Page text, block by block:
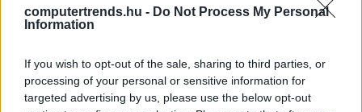
computertrends.hu - Do Not Process My Personal
Information
If you wish to opt-out of the sale, sharing to third parties, or
processing of your personal or sensitive information for
targeted advertising by us, please use the below opt-out
ellátásbiztonság és a helyi közösségek fejlődése
egyaránt céljai a cégcsoportnak. Az új létesítmény
gondolkodással és jól tervezett stratégiai
beruházásokkal lehet megalapozni a jövő
Magyarországát - közölte az OPUS ENERGETIKA